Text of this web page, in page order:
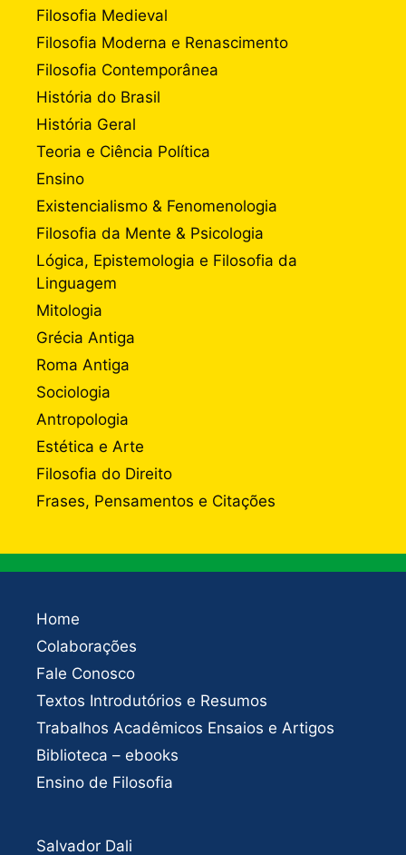
Filosofia Medieval
Filosofia Moderna e Renascimento
Filosofia Contemporânea
História do Brasil
História Geral
Teoria e Ciência Política
Ensino
Existencialismo & Fenomenologia
Filosofia da Mente & Psicologia
Lógica, Epistemologia e Filosofia da
Linguagem
Mitologia
Grécia Antiga
Roma Antiga
Sociologia
Antropologia
Estética e Arte
Filosofia do Direito
Frases, Pensamentos e Citações
Home
Colaborações
Fale Conosco
Textos Introdutórios e Resumos
Trabalhos Acadêmicos Ensaios e Artigos
Biblioteca – ebooks
Ensino de Filosofia
Salvador Dali